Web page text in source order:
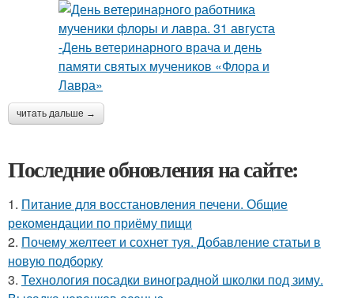
читать дальше →
Последние обновления на сайте:
1. Питание для восстановления печени. Общие
рекомендации по приёму пищи
2. Почему желтеет и сохнет туя. Добавление статьи в
новую подборку
3. Технология посадки виноградной школки под зиму.